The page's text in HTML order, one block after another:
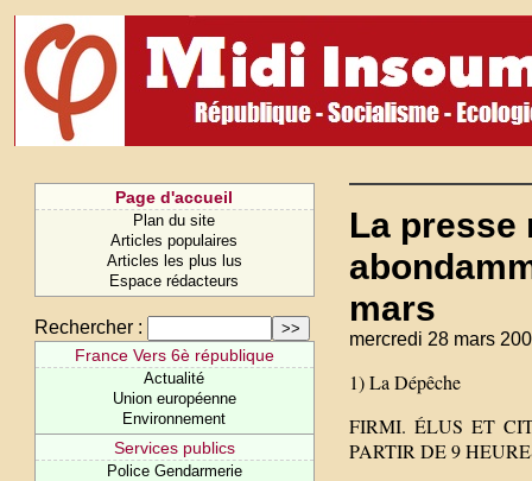
Page d'accueil
Plan du site
Articles populaires
Articles les plus lus
Espace rédacteurs
Rechercher :
France Vers 6è république
Actualité
Union européenne
Environnement
Services publics
Police Gendarmerie
La presse
mars
mercredi 28 mars
1) La Dépêche
FIRMI. ÉLUS ET
PARTIR DE 9